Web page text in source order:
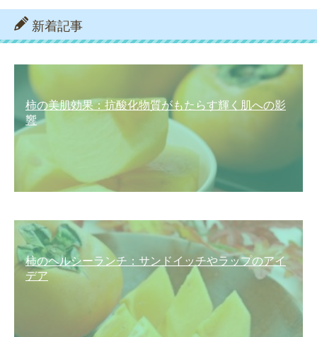
新着記事
柿の美肌効果：抗酸化物質がもたらす輝く肌への影
響
柿のヘルシーランチ：サンドイッチやラップのアイ
デア